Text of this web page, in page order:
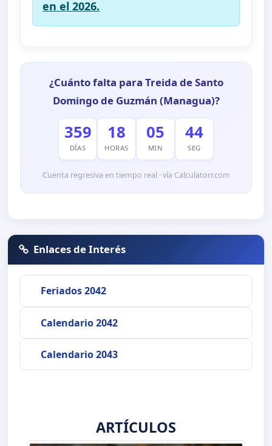
en el 2026.
¿Cuánto falta para Treida de Santo
Domingo de Guzmán (Managua)?
359
DÍAS
18
HORAS
05
MIN
44
SEG
Cuenta regresiva en tiempo real · vía Calculatorr.com
Enlaces de Interés
Feriados 2042
Calendario 2042
Calendario 2043
ARTÍCULOS